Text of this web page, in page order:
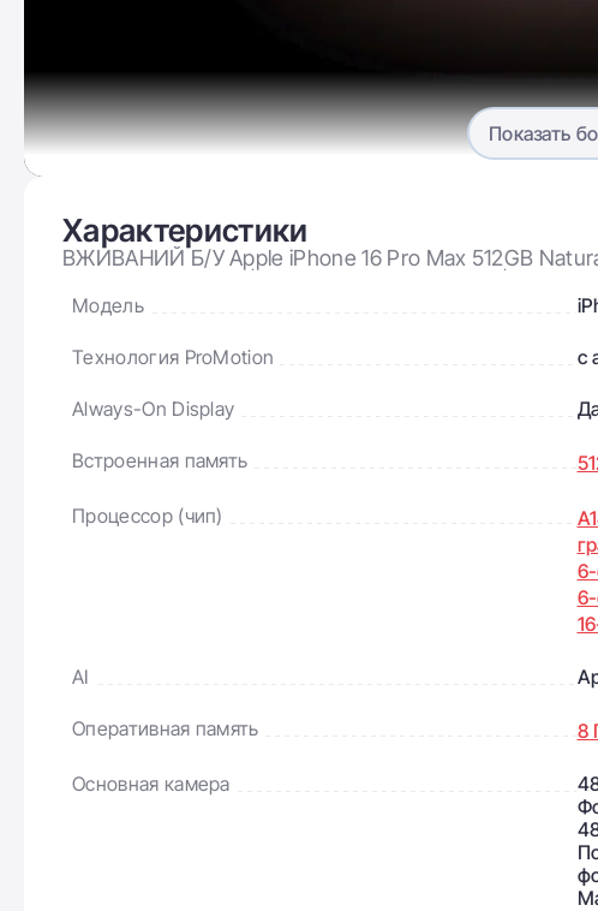
iPhone 16 Pro и iPhone 16 Pro Max будут доступны в
white titanium и новый desert titanium.
Показать
Характеристики
ВЖИВАНИЙ Б/У Apple iPhone 16 Pro Max 512GB
Модель
Технология ProMotion с
Always-On Display
Встроенная память
Процессор (чип)
AI
Оперативная память 8
Основная камера